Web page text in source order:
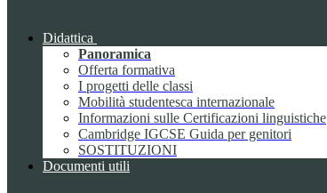
Didattica
Panoramica
Offerta formativa
I progetti delle classi
Mobilità studentesca internazionale
Informazioni sulle Certificazioni linguistiche
Cambridge IGCSE Guida per genitori
SOSTITUZIONI
Documenti utili